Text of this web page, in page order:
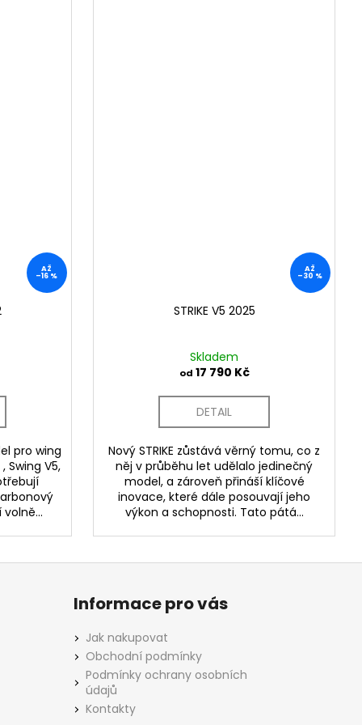
AŽ
–16 %
pro wing
Swing V5,
AŽ
–30 %
STRIKE V5 2025
Skladem
od 17 790 Kč
DETAIL
Nový STRIKE zůstává věrný tomu, co z
něj v průběhu let udělalo jedinečný
model, a zároveň přináší klíčové
inovace, které dále posouvají jeho
výkon a schopnosti. Tato pátá...
Informace pro vás
Jak nakupovat
Obchodní podmínky
Podmínky ochrany osobních
údajů
Kontakty